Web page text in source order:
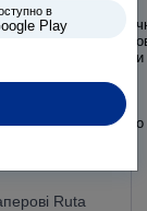
Ruta
в
Play